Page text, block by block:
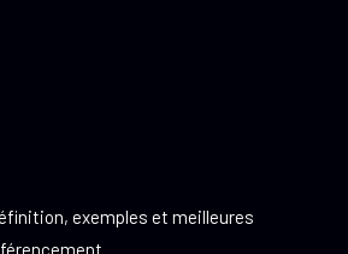
exemples et meilleures